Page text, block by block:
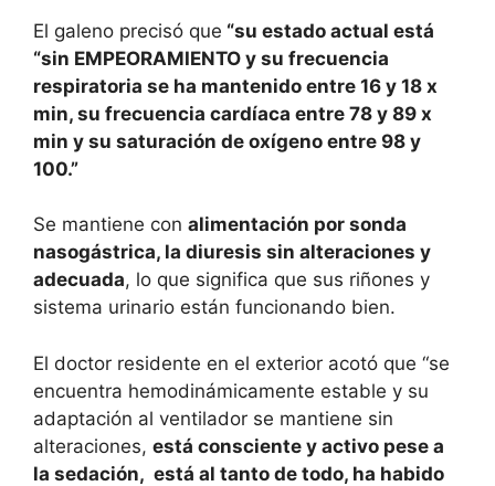
El galeno precisó que “su estado actual está
“sin EMPEORAMIENTO y su frecuencia
respiratoria se ha mantenido entre 16 y 18 x
min, su frecuencia cardíaca entre 78 y 89 x
min y su saturación de oxígeno entre 98 y
100.”
Se mantiene con alimentación por sonda
nasogástrica, la diuresis sin alteraciones y
adecuada, lo que significa que sus riñones y
sistema urinario están funcionando bien.
El doctor residente en el exterior acotó que “se
encuentra hemodinámicamente estable y su
adaptación al ventilador se mantiene sin
alteraciones, está consciente y activo pese a
la sedación, está al tanto de todo, ha habido